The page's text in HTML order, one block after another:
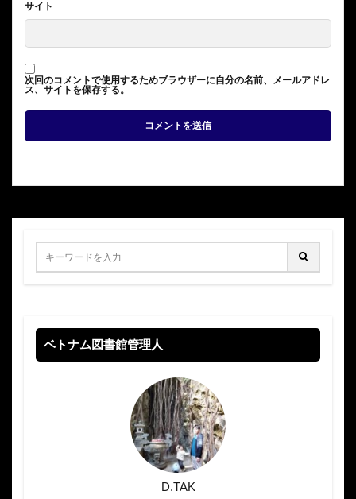
サイト
次回のコメントで使用するためブラウザーに自分の名前、メールアドレ
ス、サイトを保存する。
ベトナム図書館管理人
D.TAK